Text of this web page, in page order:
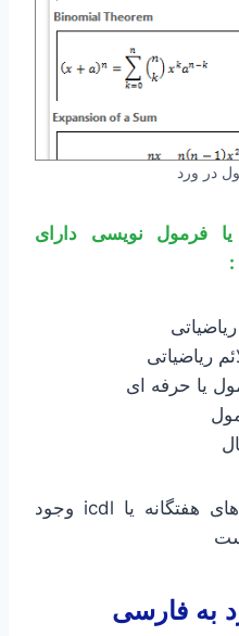
در ورد
به صورت کلیequation یا فرمول نویسی دارای
:
بحث زیر در دوره مهارت‌های هفتگانه یا icdl وجود
به فارسی